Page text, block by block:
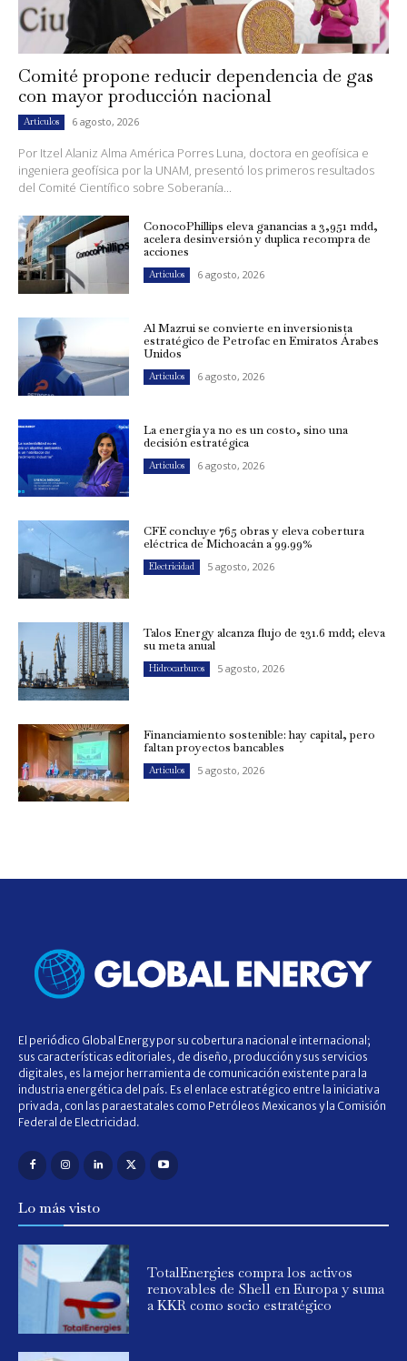
Comité propone reducir dependencia de gas
con mayor producción nacional
Artículos 6 agosto, 2026
Por Itzel Alaniz Alma América Porres Luna, doctora en geofísica e
ingeniera geofísica por la UNAM, presentó los primeros resultados
del Comité Científico sobre Soberanía...
ConocoPhillips eleva ganancias a 3,951 mdd,
acelera desinversión y duplica recompra de
acciones
Artículos 6 agosto, 2026
Al Mazrui se convierte en inversionista
estratégico de Petrofac en Emiratos Árabes
Unidos
Artículos 6 agosto, 2026
La energía ya no es un costo, sino una
decisión estratégica
Artículos 6 agosto, 2026
CFE concluye 765 obras y eleva cobertura
eléctrica de Michoacán a 99.99%
Electricidad 5 agosto, 2026
Talos Energy alcanza flujo de 231.6 mdd; eleva
su meta anual
Hidrocarburos 5 agosto, 2026
Financiamiento sostenible: hay capital, pero
faltan proyectos bancables
Artículos 5 agosto, 2026
El periódico Global Energy por su cobertura nacional e internacional;
sus características editoriales, de diseño, producción y sus servicios
digitales, es la mejor herramienta de comunicación existente para la
industria energética del país. Es el enlace estratégico entre la iniciativa
privada, con las paraestatales como Petróleos Mexicanos y la Comisión
Federal de Electricidad.
Lo más visto
TotalEnergies compra los activos
renovables de Shell en Europa y suma
a KKR como socio estratégico